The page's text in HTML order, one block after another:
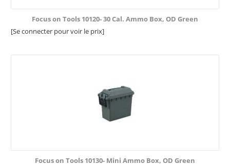
Focus on Tools 10120- 30 Cal. Ammo Box, OD Green
[Se connecter pour voir le prix]
Focus on Tools 10130- Mini Ammo Box, OD Green